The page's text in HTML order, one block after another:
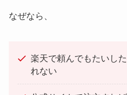
なぜなら、
楽天で頼んでもたいし
れない